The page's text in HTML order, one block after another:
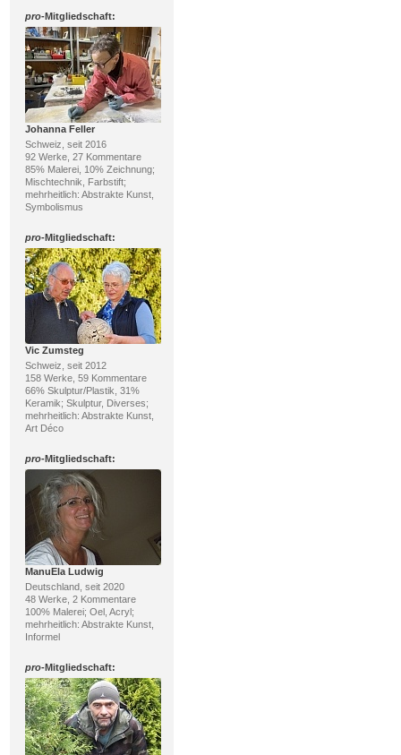
pro-Mitgliedschaft:
Johanna Feller
Schweiz, seit 2016
92 Werke, 27 Kommentare
85% Malerei, 10% Zeichnung;
Mischtechnik, Farbstift;
mehrheitlich: Abstrakte Kunst,
Symbolismus
pro-Mitgliedschaft:
Vic Zumsteg
Schweiz, seit 2012
158 Werke, 59 Kommentare
66% Skulptur/Plastik, 31%
Keramik; Skulptur, Diverses;
mehrheitlich: Abstrakte Kunst,
Art Déco
pro-Mitgliedschaft:
ManuEla Ludwig
Deutschland, seit 2020
48 Werke, 2 Kommentare
100% Malerei; Oel, Acryl;
mehrheitlich: Abstrakte Kunst,
Informel
pro-Mitgliedschaft: